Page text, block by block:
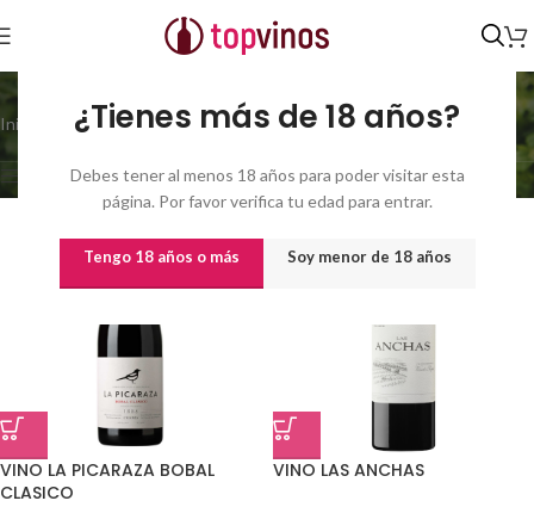
¿Tienes más de 18 años?
Debes tener al menos 18 años para poder visitar esta
página. Por favor verifica tu edad para entrar.
Tengo 18 años o más Soy menor de 18 años
14.5
Inicio % vol del producto/ 14.5 Mostrando 1–21 de 57 resultados
Show sidebar
VINO LA PICARAZA BOBAL
CLASICO
VINO LAS ANCHAS